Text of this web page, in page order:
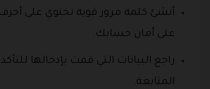
أنشئ كلمة مرور قوية تحتوي على
على أمان حسابك.
راجع البيانات التي قمت بإدخالها
المتابعة.